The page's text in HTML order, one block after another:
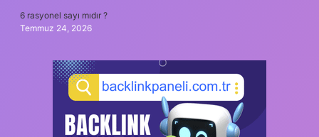
6 rasyonel sayı mıdır ?
Temmuz 24, 2026